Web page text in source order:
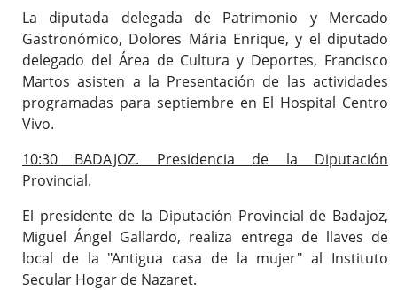
La diputada delegada de Patrimonio y Mercado
Gastronómico, Dolores Mária Enrique, y el diputado
delegado del Área de Cultura y Deportes, Francisco
Martos asisten a la Presentación de las actividades
programadas para septiembre en El Hospital Centro
Vivo.
10:30 BADAJOZ. Presidencia de la Diputación
Provincial.
El presidente de la Diputación Provincial de Badajoz,
Miguel Ángel Gallardo, realiza entrega de llaves de
local de la "Antigua casa de la mujer" al Instituto
Secular Hogar de Nazaret.